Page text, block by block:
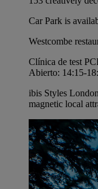
Car Park is
Westcombe
Clínica de test
Abierto: 14:15-
ibis Styles
magnetic local